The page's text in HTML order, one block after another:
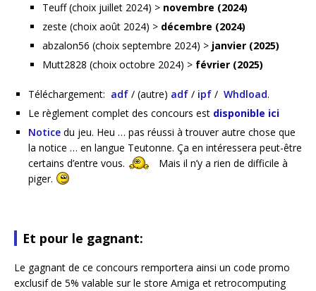
Teuff (choix juillet 2024) > novembre (2024)
zeste (choix août 2024) > décembre (2024)
abzalon56 (choix septembre 2024) > janvier (2025)
Mutt2828 (choix octobre 2024) > février (2025)
Téléchargement: adf / (autre) adf / ipf / Whdload.
Le règlement complet des concours est disponible ici
Notice du jeu. Heu … pas réussi à trouver autre chose que
la notice … en langue Teutonne. Ça en intéressera peut-être
certains d’entre vous.
Mais il n’y a rien de difficile à
piger.
Et pour le gagnant:
Le gagnant de ce concours remportera ainsi un code promo
exclusif de 5% valable sur le store Amiga et retrocomputing